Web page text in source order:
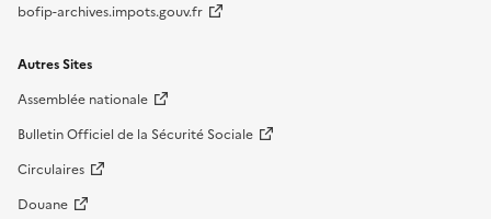
bofip-archives.impots.gouv.fr
Autres Sites
Assemblée nationale
Bulletin Officiel de la Sécurité Sociale
Circulaires
Douane